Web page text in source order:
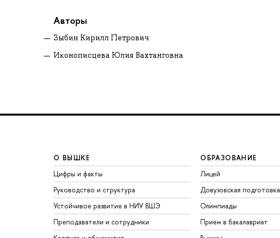
Авторы
Зыбин Кирилл Петрович
Иконописцева Юлия Вахтанговна
О ВЫШКЕ
Цифры и факты
Руководство и структура
Устойчивое развитие в НИУ ВШЭ
Преподаватели и сотрудники
ОБРАЗОВАНИЕ
Лицей
Довузовская подготовка
Олимпиады
Прием в бакалавриат